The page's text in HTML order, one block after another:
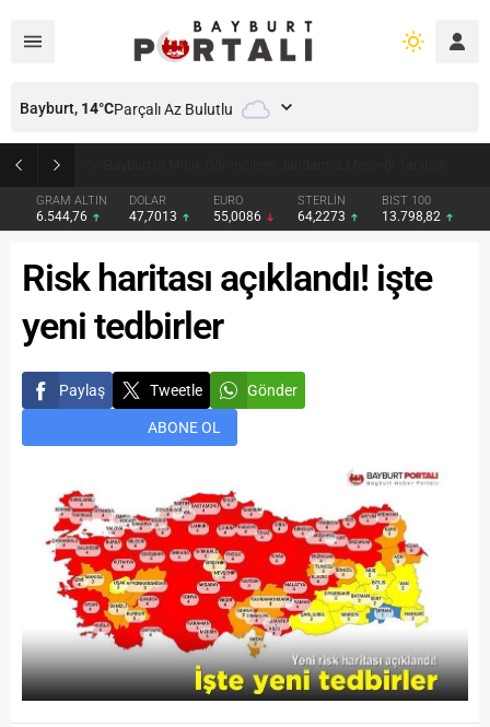
GRAM ALTIN
6.544,76
DOLAR
47,7013
EURO
55,0086
STERLİN
64,2273
BIST 100
13.798,82
Bayburt, 14°CParçalı Az Bulutlu
Risk haritası açıklandı! işte
yeni tedbirler
Paylaş Tweetle Gönder
ABONE OL